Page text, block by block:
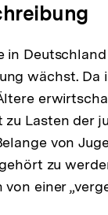
in
wächst. Da
Lasten der
von
zu
von einer